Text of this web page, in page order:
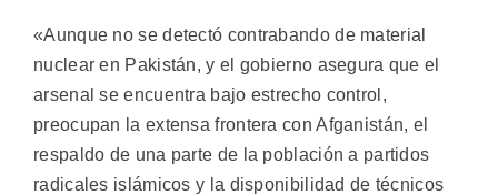
«Aunque no se detectó contrabando de material
nuclear en Pakistán, y el gobierno asegura que el
arsenal se encuentra bajo estrecho control,
preocupan la extensa frontera con Afganistán, el
respaldo de una parte de la población a partidos
radicales islámicos y la disponibilidad de técnicos